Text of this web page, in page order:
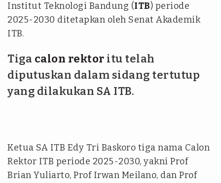
Institut Teknologi Bandung (ITB) periode
2025-2030 ditetapkan oleh Senat Akademik
ITB.
Tiga calon rektor itu telah
diputuskan dalam sidang tertutup
yang dilakukan SA ITB.
Ketua SA ITB Edy Tri Baskoro tiga nama Calon
Rektor ITB periode 2025-2030, yakni Prof
Brian Yuliarto, Prof Irwan Meilano, dan Prof